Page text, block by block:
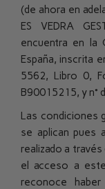
(de ahora en
ES VEDRA
encuentra en la
España, inscrita
5562, Libro 0,
B90015215, y n°
Las condiciones
se aplican pues
realizado a
el acceso a
reconoce